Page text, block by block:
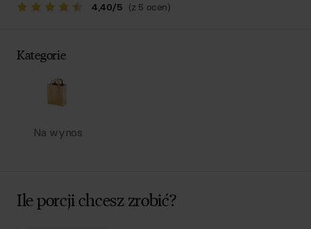
4,40/5 (z 5 ocen)
Kategorie
Na wynos
Ile porcji chcesz zrobić?